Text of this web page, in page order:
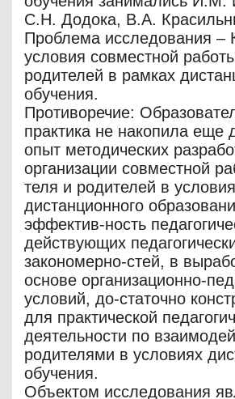
С.Н. Додока, В.А.
Проблема исследования –
условия совместной
родителей в рамках
обучения.
Противоречие:
практика не накопила еще
опыт методических
организации совместной
теля и родителей в
дистанционного
эффектив-ность
действующих
закономерно-стей, в
основе организационно-
условий, до-статочно
для практической
деятельности по
родителями в условиях
обучения.
Объектом исследования